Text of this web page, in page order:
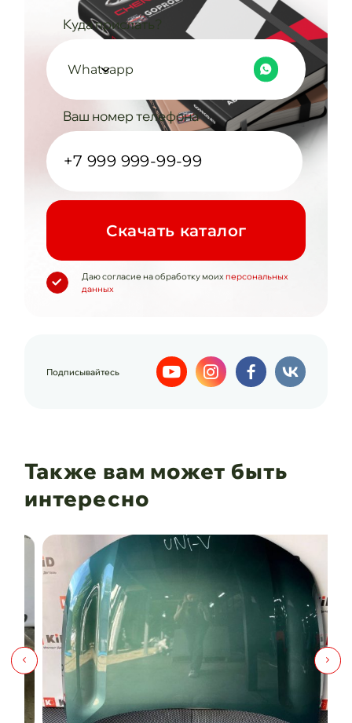
Куда прислать?
Whatsapp
Ваш номер телефона
Cкачать каталог
Даю согласие на обработку моих персональных
данных
Подписывайтесь
Также вам может быть
интересно